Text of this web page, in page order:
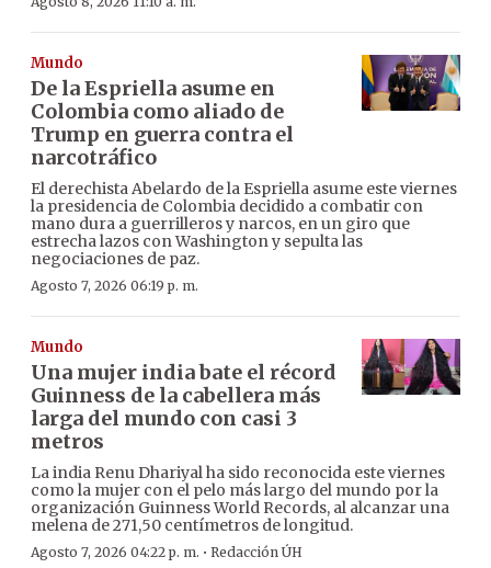
Mundo
De la Espriella asume en
Colombia como aliado de
Trump en guerra contra el
narcotráfico
El derechista Abelardo de la Espriella asume este viernes
la presidencia de Colombia decidido a combatir con
mano dura a guerrilleros y narcos, en un giro que
estrecha lazos con Washington y sepulta las
negociaciones de paz.
Agosto 7, 2026 06:19 p. m.
Mundo
Una mujer india bate el récord
Guinness de la cabellera más
larga del mundo con casi 3
metros
La india Renu Dhariyal ha sido reconocida este viernes
como la mujer con el pelo más largo del mundo por la
organización Guinness World Records, al alcanzar una
melena de 271,50 centímetros de longitud.
Agosto 7, 2026 04:22 p. m. · Redacción ÚH